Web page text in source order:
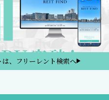
、フリーレント検索へ